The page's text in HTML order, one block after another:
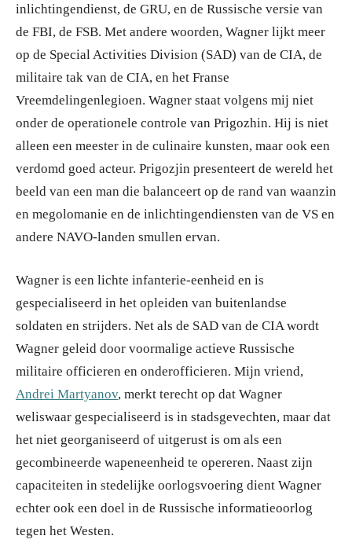
inlichtingendienst, de GRU, en de Russische versie van
de FBI, de FSB. Met andere woorden, Wagner lijkt meer
op de Special Activities Division (SAD) van de CIA, de
militaire tak van de CIA, en het Franse
Vreemdelingenlegioen. Wagner staat volgens mij niet
onder de operationele controle van Prigozhin. Hij is niet
alleen een meester in de culinaire kunsten, maar ook een
verdomd goed acteur. Prigozjin presenteert de wereld het
beeld van een man die balanceert op de rand van waanzin
en megolomanie en de inlichtingendiensten van de VS en
andere NAVO-landen smullen ervan.
Wagner is een lichte infanterie-eenheid en is
gespecialiseerd in het opleiden van buitenlandse
soldaten en strijders. Net als de SAD van de CIA wordt
Wagner geleid door voormalige actieve Russische
militaire officieren en onderofficieren. Mijn vriend,
Andrei Martyanov, merkt terecht op dat Wagner
weliswaar gespecialiseerd is in stadsgevechten, maar dat
het niet georganiseerd of uitgerust is om als een
gecombineerde wapeneenheid te opereren. Naast zijn
capaciteiten in stedelijke oorlogsvoering dient Wagner
echter ook een doel in de Russische informatieoorlog
tegen het Westen.